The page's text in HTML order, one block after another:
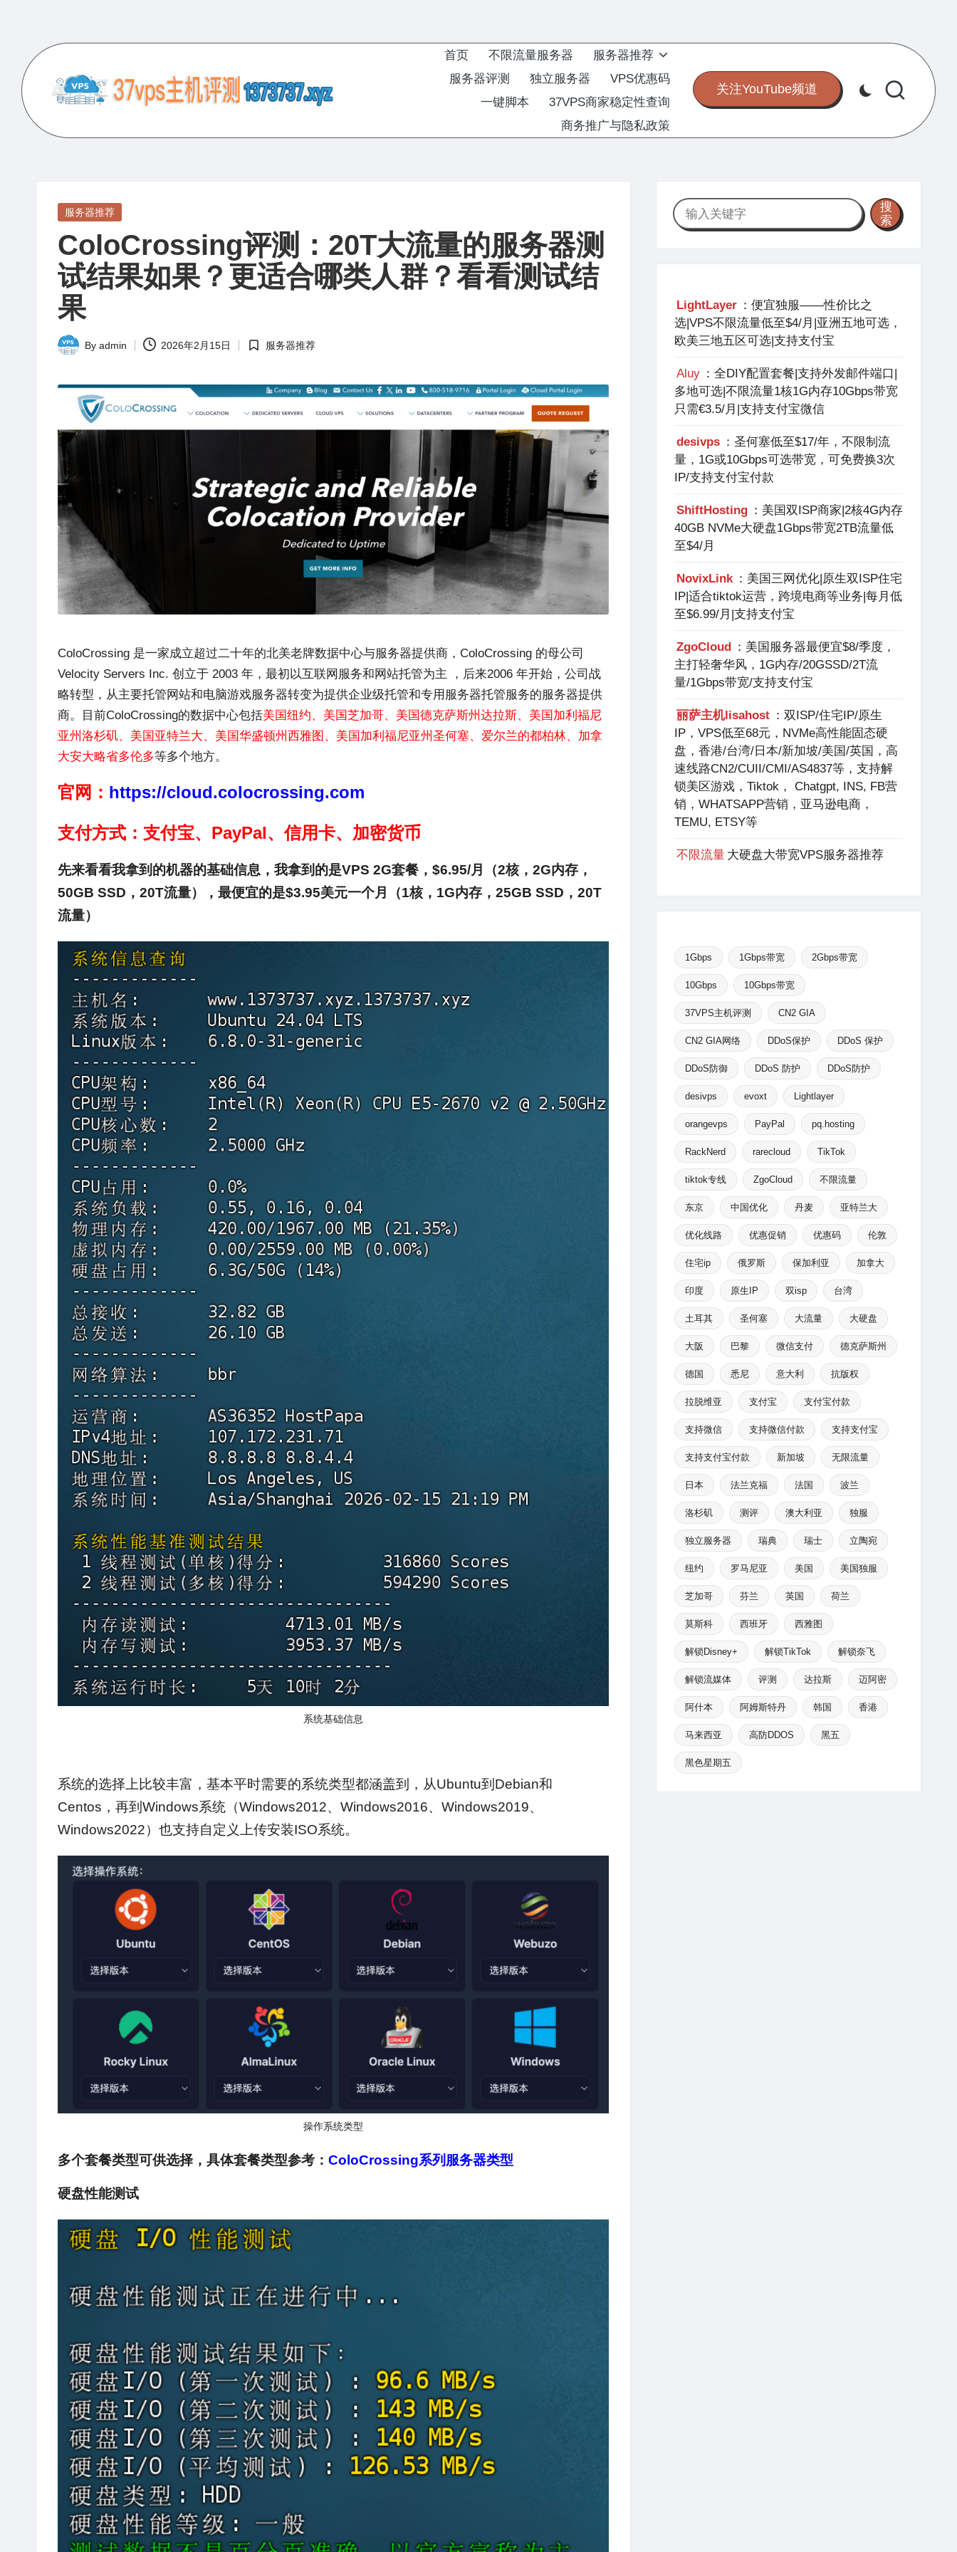
content
P
S
主
机
评
业
服
务
器
评
测
网
首页 不限流量服务器
服务器推荐
服务器评测
独立服务器
VPS优惠码
一键脚本
37VPS商家稳定性查询
商务推广与隐私政策
关注YouTube频道
Posted
服务器推荐
ColoCrossing评测：20T大流量的服务器测
试结果如果？更适合哪类人群？看看测试结
果
Posted
By admin 2026年2月15日
Posted
服务器推荐
ColoCrossing 是一家成立超过二十年的北美老牌数据中心与服务器提供商， ColoCrossing 的母公司
Velocity Servers Inc. 创立于 2003 年，最初以互联网服务和网站托管为主 ，后来2006 年开始，公司战
略转型，从主要托管网站和电脑游戏服务器转变为提供企业级托管和专用服务器托管服务的服务器提供
商。目前ColoCrossing的数据中心包括美国纽约、美国芝加哥、美国德克萨斯州达拉斯、美国加利福尼
亚州洛杉矶、美国亚特兰大、美国华盛顿州西雅图、美国加利福尼亚州圣何塞、爱尔兰的都柏林、加拿
大安大略省多伦多等多个地方。
官网： https://cloud.colocrossing.com
支付方式：支付宝、PayPal、信用卡、加密货币
先来看看我拿到的机器的基础信息，我拿到的是VPS 2G套餐，$6.95/月（2核，2G内存，
50GB SSD，20T流量），最便宜的是$3.95美元一个月（1核，1G内存，25GB SSD，20T
流量）
系统基础信息
系统的选择上比较丰富，基本平时需要的系统类型都涵盖到，从Ubuntu到Debian和
Centos，再到Windows系统（Windows2012、Windows2016、Windows2019、
Windows2022）也支持自定义上传安装ISO系统。
操作系统类型
多个套餐类型可供选择，具体套餐类型参考： ColoCrossing系列服务器类型
硬盘性能测试
搜
索
搜
索
LightLayer ：便宜独服——性价比之
选|VPS不限流量低至$4/月|亚洲五地可选，
欧美三地五区可选|支持支付宝
Aluy ：全DIY配置套餐|支持外发邮件端口|
多地可选|不限流量1核1G内存10Gbps带宽
只需€3.5/月|支持支付宝微信
desivps ：圣何塞低至$17/年，不限制流
量，1G或10Gbps可选带宽，可免费换3次
IP/支持支付宝付款
ShiftHosting ：美国双ISP商家|2核4G内存
40GB NVMe大硬盘1Gbps带宽2TB流量低
至$4/月
NovixLink ：美国三网优化|原生双ISP住宅
IP|适合tiktok运营，跨境电商等业务|每月低
至$6.99/月|支持支付宝
ZgoCloud ：美国服务器最便宜$8/季度，
主打轻奢华风，1G内存/20GSSD/2T流
量/1Gbps带宽/支持支付宝
丽萨主机lisahost ：双ISP/住宅IP/原生
IP，VPS低至68元，NVMe高性能固态硬
盘，香港/台湾/日本/新加坡/美国/英国，高
速线路CN2/CUII/CMI/AS4837等，支持解
锁美区游戏，Tiktok， Chatgpt, INS, FB营
销，WHATSAPP营销，亚马逊电商，
TEMU, ETSY等
不限流量 大硬盘大带宽VPS服务器推荐
1Gbps 1Gbps带宽 2Gbps带宽
10Gbps 10Gbps带宽
37VPS主机评测 CN2 GIA
CN2 GIA网络 DDoS保护 DDoS 保护
DDoS防御 DDoS 防护 DDoS防护
desivps evoxt Lightlayer
orangevps PayPal pq.hosting
RackNerd rarecloud TikTok
tiktok专线 ZgoCloud 不限流量
东京 中国优化 丹麦 亚特兰大
优化线路 优惠促销 优惠码 伦敦
住宅ip 俄罗斯 保加利亚 加拿大
印度 原生IP 双isp 台湾
土耳其 圣何塞 大流量 大硬盘
大阪 巴黎 微信支付 德克萨斯州
德国 悉尼 意大利 抗版权
拉脱维亚 支付宝 支付宝付款
支持微信 支持微信付款 支持支付宝
支持支付宝付款 新加坡 无限流量
日本 法兰克福 法国 波兰
洛杉矶 测评 澳大利亚 独服
独立服务器 瑞典 瑞士 立陶宛
纽约 罗马尼亚 美国 美国独服
芝加哥 芬兰 英国 荷兰
莫斯科 西班牙 西雅图
解锁Disney+ 解锁TikTok 解锁奈飞
解锁流媒体 评测 达拉斯 迈阿密
阿什本 阿姆斯特丹 韩国 香港
马来西亚 高防DDOS 黑五
黑色星期五